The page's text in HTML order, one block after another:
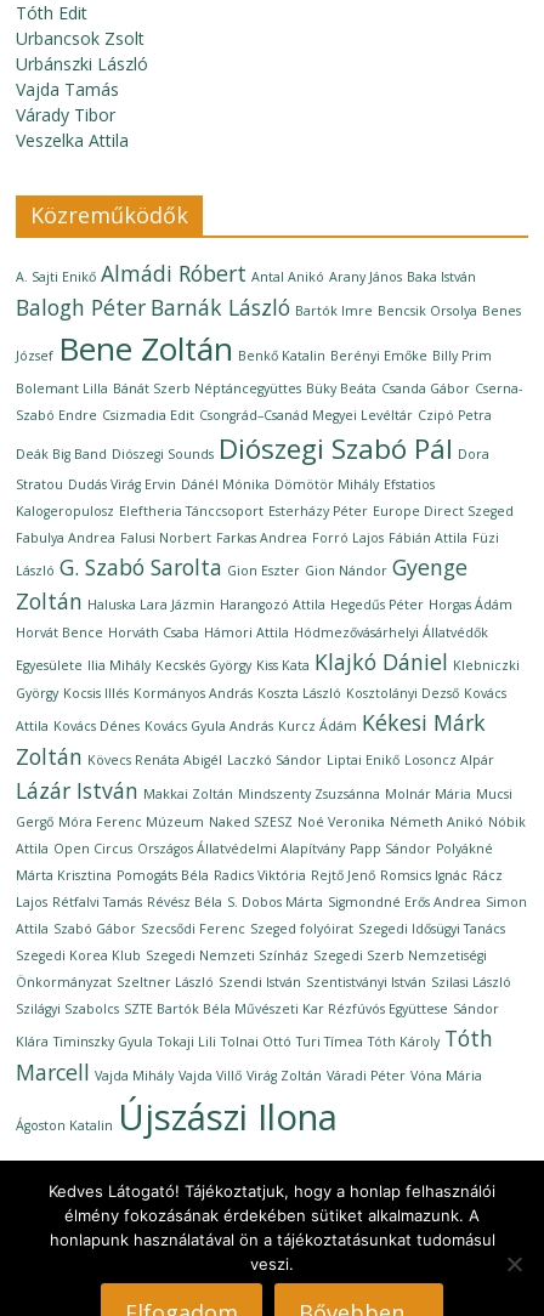
Tóth Edit
Urbancsok Zsolt
Urbánszki László
Vajda Tamás
Várady Tibor
Veszelka Attila
Közreműködők
A. Sajti Enikő Almádi Róbert Antal Anikó Arany János Baka István
Balogh Péter Barnák László Bartók Imre Bencsik Orsolya Benes
József Bene Zoltán Benkő Katalin Berényi Emőke Billy Prim
Bolemant Lilla Bánát Szerb Néptáncegyüttes Büky Beáta Csanda Gábor Cserna-
Szabó Endre Csizmadia Edit Csongrád–Csanád Megyei Levéltár Czipó Petra
Deák Big Band Diószegi Sounds Diószegi Szabó Pál Dora
Stratou Dudás Virág Ervin Dánél Mónika Dömötör Mihály Efstatios
Kalogeropulosz Eleftheria Tánccsoport Esterházy Péter Europe Direct Szeged
Fabulya Andrea Falusi Norbert Farkas Andrea Forró Lajos Fábián Attila Füzi
László G. Szabó Sarolta Gion Eszter Gion Nándor Gyenge
Zoltán Haluska Lara Jázmin Harangozó Attila Hegedűs Péter Horgas Ádám
Horvát Bence Horváth Csaba Hámori Attila Hódmezővásárhelyi Állatvédők
Egyesülete Ilia Mihály Kecskés György Kiss Kata Klajkó Dániel Klebniczki
György Kocsis Illés Kormányos András Koszta László Kosztolányi Dezső Kovács
Attila Kovács Dénes Kovács Gyula András Kurcz Ádám Kékesi Márk
Zoltán Kövecs Renáta Abigél Laczkó Sándor Liptai Enikő Losoncz Alpár
Lázár István Makkai Zoltán Mindszenty Zsuzsánna Molnár Mária Mucsi
Gergő Móra Ferenc Múzeum Naked SZESZ Noé Veronika Németh Anikó Nóbik
Attila Open Circus Országos Állatvédelmi Alapítvány Papp Sándor Polyákné
Márta Krisztina Pomogáts Béla Radics Viktória Rejtő Jenő Romsics Ignác Rácz
Lajos Rétfalvi Tamás Révész Béla S. Dobos Márta Sigmondné Erős Andrea Simon
Attila Szabó Gábor Szecsődi Ferenc Szeged folyóirat Szegedi Idősügyi Tanács
Szegedi Korea Klub Szegedi Nemzeti Színház Szegedi Szerb Nemzetiségi
Önkormányzat Szeltner László Szendi István Szentistványi István Szilasi László
Szilágyi Szabolcs SZTE Bartók Béla Művészeti Kar Rézfúvós Együttese Sándor
Klára Timinszky Gyula Tokaji Lili Tolnai Ottó Turi Tímea Tóth Károly Tóth
Marcell Vajda Mihály Vajda Villő Virág Zoltán Váradi Péter Vóna Mária
Ágoston Katalin Újszászi Ilona
Copyright © 2026Ünnepi Könyvhét Szeged, 2020. szeptember
All rights reserved.
Theme: ColorMag by
ThemeGrill WordPress
Kedves Látogató! Tájékoztatjuk, hogy a honlap felhasználói
élmény fokozásának érdekében sütiket alkalmazunk. A
honlapunk használatával ön a tájékoztatásunkat tudomásul
veszi.